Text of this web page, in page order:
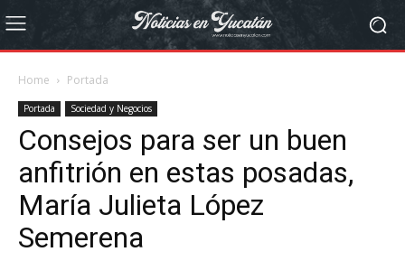
Home Portada
Portada Sociedad y Negocios
Consejos para ser un buen
anfitrión en estas posadas,
María Julieta López
Semerena